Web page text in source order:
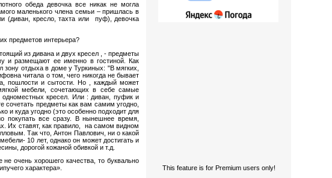
обеда девочка все никак не могла
маленького члена семьи – пришлась в
(диван, кресло, тахта или пуф), девочка
предметов интерьера?
из дивана и двух кресел , - предметы
и размещают ее именно в гостиной. Как
отдыха в доме у Туркиных: "В мягких,
читала о том, чего никогда не бывает
пошлости и сытости. Но , каждый может
мебели, сочетающих в себе самые
кресел. Или : диван, пуфик и
сочетать предметы как вам самим угодно,
и куда угодно (это особенно подходит для
покупать все сразу. В нынешнее время,
Их ставят, как правило, на самом видном
Так что, Антон Павлович, ни о какой
10 лет, однако он может достигать и
дорогой кожаной обивкой и т.д.
не очень хорошего качества, то буквально
характера».
This feature is for Premium users only!